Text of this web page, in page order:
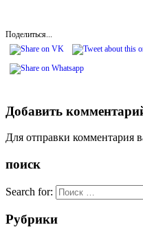
Поделиться...
Добавить
Для отправки комментария
поиск
Search for:
Рубрики